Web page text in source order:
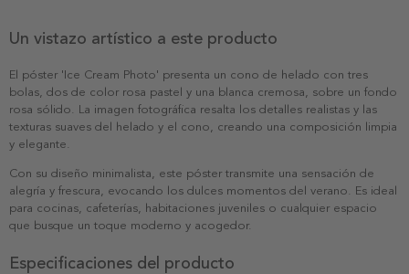
Un vistazo artístico a este producto
El póster 'Ice Cream Photo' presenta un cono de helado con tres
bolas, dos de color rosa pastel y una blanca cremosa, sobre un fondo
rosa sólido. La imagen fotográfica resalta los detalles realistas y las
texturas suaves del helado y el cono, creando una composición limpia
y elegante.
Con su diseño minimalista, este póster transmite una sensación de
alegría y frescura, evocando los dulces momentos del verano. Es ideal
para cocinas, cafeterías, habitaciones juveniles o cualquier espacio
que busque un toque moderno y acogedor.
Especificaciones del producto